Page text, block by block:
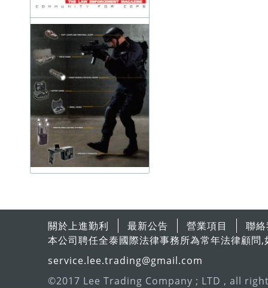
關於上進勤利 最新公告 營業項目
聯
本公司聘任全泰國際法律事務所為常年法律顧
service.lee.trading@gmail.com
©2017 Lee Trading Company ; LTD , all